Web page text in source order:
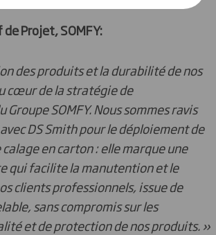
Projet, SOMFY:
des produits et la durabilité de nos
cœur de la stratégie de
SOMFY. Nous sommes ravis
DS Smith pour le déploiement de
en carton : elle marque une
qui facilite la manutention et le
clients professionnels, issue de
sans compromis sur les
et de protection de nos produits. »